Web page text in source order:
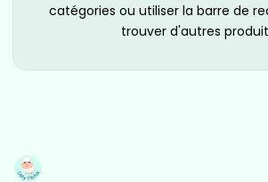
catégories ou utiliser la barre de
trouver d'autres